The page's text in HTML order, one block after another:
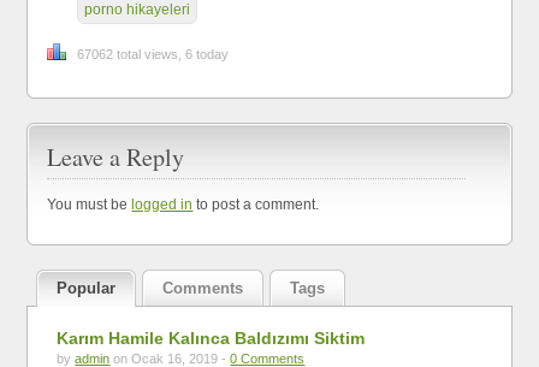
porno hikayeleri
67062 total views, 6 today
Leave a Reply
You must be logged in to post a comment.
Popular Comments Tags
Karım Hamile Kalınca Baldızımı Siktim
byadmin on Ocak 16, 2019 -0 Comments